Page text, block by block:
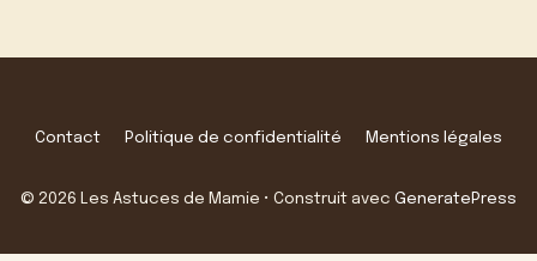
Contact Politique de confidentialité Mentions légales
© 2026 Les Astuces de Mamie • Construit avec GeneratePress